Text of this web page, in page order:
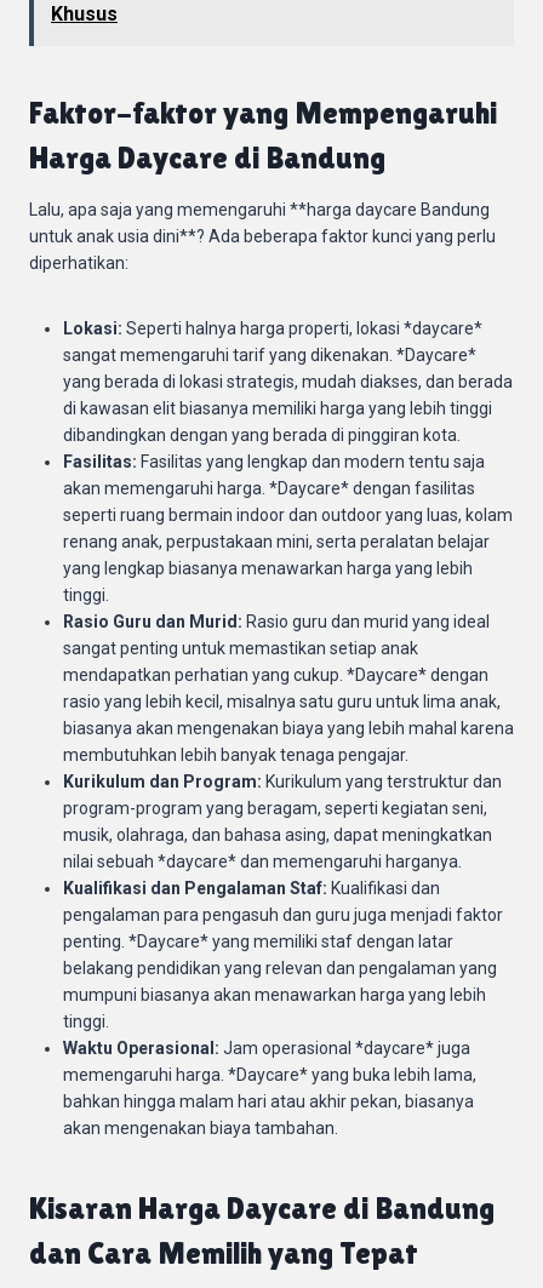
Khusus
Faktor-faktor yang Mempengaruhi
Harga Daycare di Bandung
Lalu, apa saja yang memengaruhi **harga daycare Bandung
untuk anak usia dini**? Ada beberapa faktor kunci yang perlu
diperhatikan:
Lokasi: Seperti halnya harga properti, lokasi *daycare*
sangat memengaruhi tarif yang dikenakan. *Daycare*
yang berada di lokasi strategis, mudah diakses, dan berada
di kawasan elit biasanya memiliki harga yang lebih tinggi
dibandingkan dengan yang berada di pinggiran kota.
Fasilitas: Fasilitas yang lengkap dan modern tentu saja
akan memengaruhi harga. *Daycare* dengan fasilitas
seperti ruang bermain indoor dan outdoor yang luas, kolam
renang anak, perpustakaan mini, serta peralatan belajar
yang lengkap biasanya menawarkan harga yang lebih
tinggi.
Rasio Guru dan Murid: Rasio guru dan murid yang ideal
sangat penting untuk memastikan setiap anak
mendapatkan perhatian yang cukup. *Daycare* dengan
rasio yang lebih kecil, misalnya satu guru untuk lima anak,
biasanya akan mengenakan biaya yang lebih mahal karena
membutuhkan lebih banyak tenaga pengajar.
Kurikulum dan Program: Kurikulum yang terstruktur dan
program-program yang beragam, seperti kegiatan seni,
musik, olahraga, dan bahasa asing, dapat meningkatkan
nilai sebuah *daycare* dan memengaruhi harganya.
Kualifikasi dan Pengalaman Staf: Kualifikasi dan
pengalaman para pengasuh dan guru juga menjadi faktor
penting. *Daycare* yang memiliki staf dengan latar
belakang pendidikan yang relevan dan pengalaman yang
mumpuni biasanya akan menawarkan harga yang lebih
tinggi.
Waktu Operasional: Jam operasional *daycare* juga
memengaruhi harga. *Daycare* yang buka lebih lama,
bahkan hingga malam hari atau akhir pekan, biasanya
akan mengenakan biaya tambahan.
Kisaran Harga Daycare di Bandung
dan Cara Memilih yang Tepat